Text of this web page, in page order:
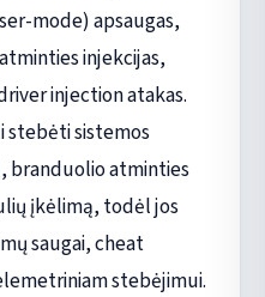
mode) apsaugas,
injekcijas,
injection atakas.
stebėti sistemos
branduolio atminties
įkėlimą, todėl jos
saugai, cheat
stebėjimui.